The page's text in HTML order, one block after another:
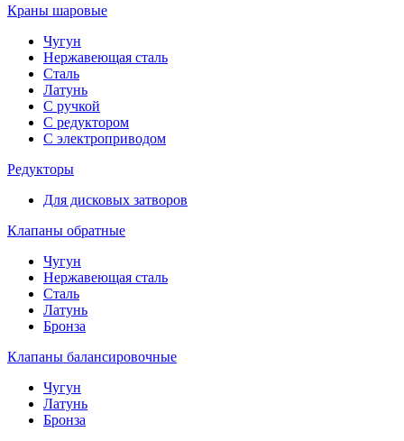
Краны шаровые
Чугун
Нержавеющая сталь
Сталь
Латунь
С ручкой
С редуктором
С электроприводом
Редукторы
Для дисковых затворов
Клапаны обратные
Чугун
Нержавеющая сталь
Сталь
Латунь
Бронза
Клапаны балансировочные
Чугун
Латунь
Бронза